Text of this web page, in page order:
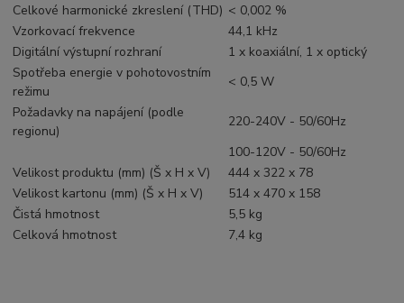
Celkové harmonické zkreslení (THD) < 0,002 %
Vzorkovací frekvence
44,1 kHz
Digitální výstupní rozhraní
1 x koaxiální, 1 x optický
Spotřeba energie v pohotovostním
režimu
< 0,5 W
Požadavky na napájení (podle
regionu)
220-240V - 50/60Hz
100-120V - 50/60Hz
Velikost produktu (mm) (Š x H x V)
444 x 322 x 78
Velikost kartonu (mm) (Š x H x V)
514 x 470 x 158
Čistá hmotnost
5,5 kg
Celková hmotnost
7,4 kg